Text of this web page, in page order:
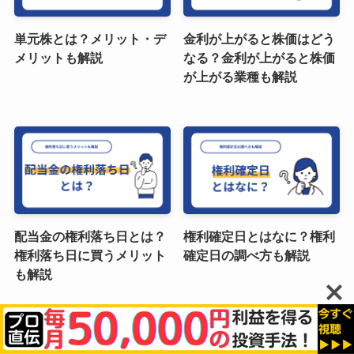
単元株とは？メリット・デ
メリットも解説
金利が上がると株価はどう
なる？金利が上がると株価
が上がる業種も解説
配当金の権利落ち日とは？
権利落ち日に買うメリット
も解説
権利確定日とはなに？権利
確定日の調べ方も解説